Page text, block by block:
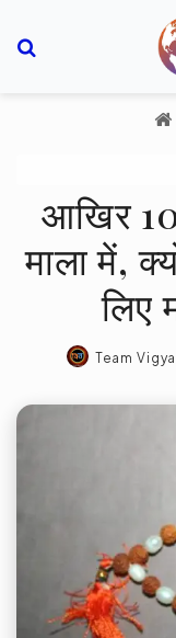
आखिर
माला में,
लिए
Team